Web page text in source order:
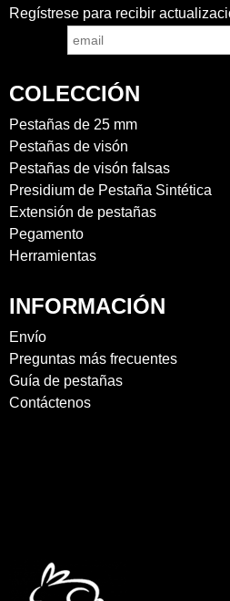
Regístrese para recibir
COLECCIÓN
Pestañas de 25 mm
Pestañas de visón
Pestañas de visón falsas
Presidium de Pestaña Sintética
Extensión de pestañas
Pegamento
Herramientas
INFORMACIÓN
Envío
Preguntas más frecuentes
Guía de pestañas
Contáctenos